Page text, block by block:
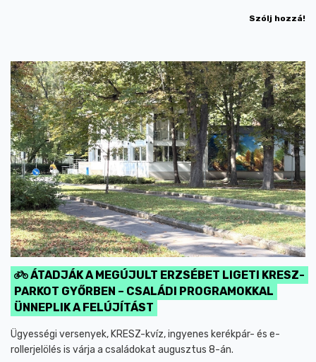
Szólj hozzá!
ÁTADJÁK A MEGÚJULT ERZSÉBET LIGETI KRESZ-
PARKOT GYŐRBEN – CSALÁDI PROGRAMOKKAL
ÜNNEPLIK A FELÚJÍTÁST
Ügyességi versenyek, KRESZ-kvíz, ingyenes kerékpár- és e-
rollerjelölés is várja a családokat augusztus 8-án.